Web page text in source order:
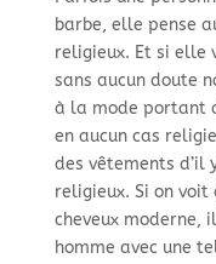
barbe, elle pense
religieux. Et si elle
sans aucun doute
à la mode portant
en aucun cas
des vêtements d’il
religieux. Si on voit
cheveux moderne,
homme avec une